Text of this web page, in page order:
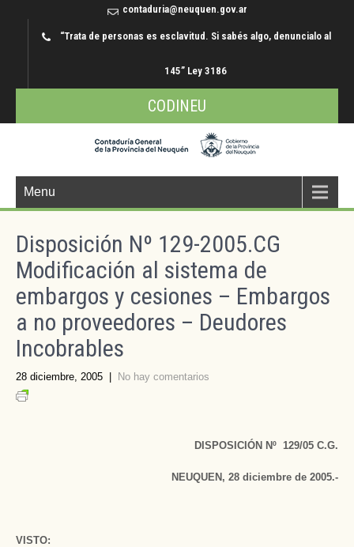
contaduria@neuquen.gov.ar
“Trata de personas es esclavitud. Si sabés algo, denuncialo al
145” Ley 3186
CODINEU
Menu
Disposición Nº 129-2005.CG
Modificación al sistema de
embargos y cesiones – Embargos
a no proveedores – Deudores
Incobrables
28 diciembre, 2005 No hay comentarios
DISPOSICIÓN Nº 129/05 C.G.
NEUQUEN, 28 diciembre de 2005.-
VISTO: